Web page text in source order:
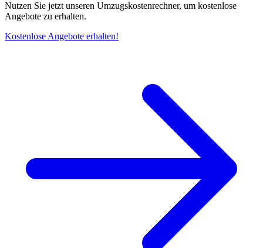
Nutzen Sie jetzt unseren Umzugskostenrechner, um kostenlose
Angebote zu erhalten.
Kostenlose Angebote erhalten!